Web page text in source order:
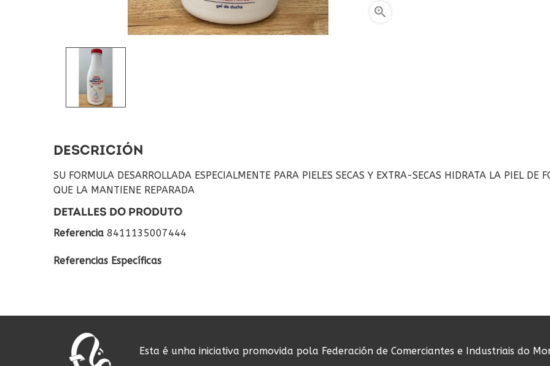

DESCRICIÓN
SU FORMULA DESARROLLADA ESPECIALMENTE PARA PIELES SECAS Y EXTRA-SECAS HIDRATA LA PIEL DE
QUE LA MANTIENE REPARADA
DETALLES DO PRODUTO
Referencia 8411135007444
Referencias Específicas
Esta é unha iniciativa promovida pola Federación de Comerciantes e Industriais do